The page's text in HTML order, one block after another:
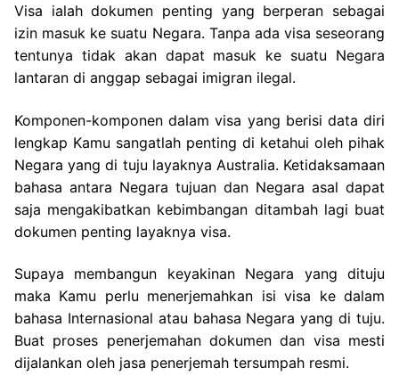
Visa ialah dokumen penting yang berperan sebagai
izin masuk ke suatu Negara. Tanpa ada visa seseorang
tentunya tidak akan dapat masuk ke suatu Negara
lantaran di anggap sebagai imigran ilegal.
Komponen-komponen dalam visa yang berisi data diri
lengkap Kamu sangatlah penting di ketahui oleh pihak
Negara yang di tuju layaknya Australia. Ketidaksamaan
bahasa antara Negara tujuan dan Negara asal dapat
saja mengakibatkan kebimbangan ditambah lagi buat
dokumen penting layaknya visa.
Supaya membangun keyakinan Negara yang dituju
maka Kamu perlu menerjemahkan isi visa ke dalam
bahasa Internasional atau bahasa Negara yang di tuju.
Buat proses penerjemahan dokumen dan visa mesti
dijalankan oleh jasa penerjemah tersumpah resmi.